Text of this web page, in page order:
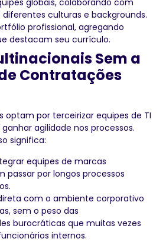
globais, colaborando com
diferentes culturas e backgrounds.
profissional, agregando
destacam seu currículo.
Sem a
Contratações
optam por terceirizar equipes de TI
agilidade nos processos.
significa:
equipes de marcas
passar por longos processos
com o ambiente corporativo
sem o peso das
burocráticas que muitas vezes
internos.